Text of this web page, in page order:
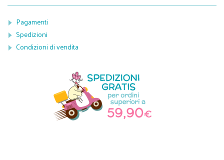
Pagamenti
Spedizioni
Condizioni di vendita